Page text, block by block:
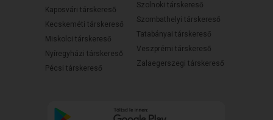
Kaposvári társkereső
Kecskeméti társkereső
Miskolci társkereső
Nyíregyházi társkereső
Pécsi társkereső
Szolnoki társkereső
Szombathelyi társkereső
Tatabányai társkereső
Veszprémi társkereső
Zalaegerszegi társkereső